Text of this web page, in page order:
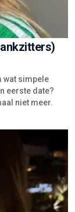
wat simpele
eerste date?
niet meer.